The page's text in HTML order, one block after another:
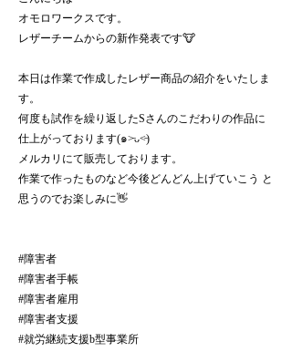
オモロワークスです。
レザーチームからの新作発表です🐮
本日は作業で作成したレザー商品の紹介をいたしま
す。
何度も試作を繰り返したSさんのこだわりの作品に
仕上がっております(๑˃̵ᴗ˂̵)
メルカリにて販売しております。
作業で作ったものなど今後どんどん上げていこう と
思うのでお楽しみに👋
#障害者
#障害者手帳
#障害者雇用
#障害者支援
#就労継続支援b型事業所